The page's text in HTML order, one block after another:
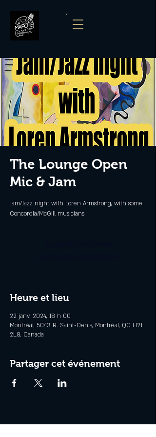
The Lounge Open
Mic & Jam
Jam/Jazz night with Loren Armstrong, with some
Concordia/McGill musicians
Heure et lieu
22 janv. 2024, 18 h 00
Montréal, 5043 R. Saint-Denis, Montréal, QC H2J
2L8, Canada
Partager cet événement